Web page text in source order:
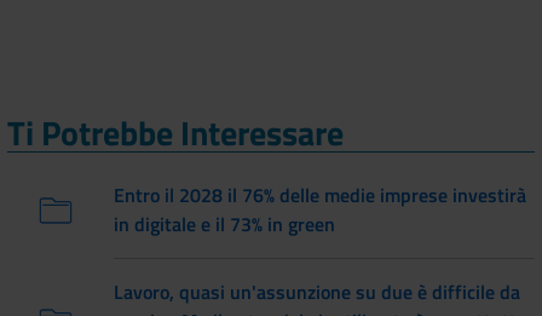
Ti Potrebbe Interessare
Entro il 2028 il 76% delle medie imprese investirà
in digitale e il 73% in green
Lavoro, quasi un'assunzione su due è difficile da